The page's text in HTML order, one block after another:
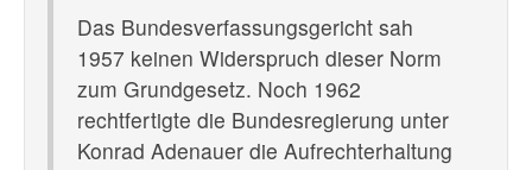
Das Bundesverfassungsgericht sah
1957 keinen Widerspruch dieser Norm
zum Grundgesetz. Noch 1962
rechtfertigte die Bundesregierung unter
Konrad Adenauer die Aufrechterhaltung